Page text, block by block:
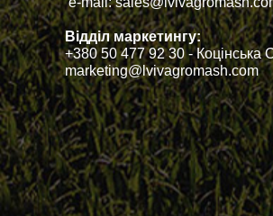
Відділ маркетингу:
+380 50 477 92 30 - Коцінська
marketing@lvivagromash.com